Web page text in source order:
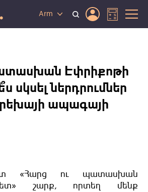
Arm
Էփրիքոթի
սկսել ներդրումներ
ապագայի
«Հարց ու պատասխան
շարք, որտեղ մենք